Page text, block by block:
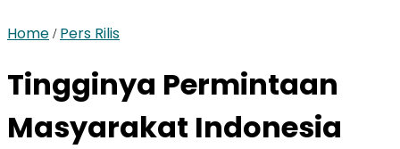
Home / Pers Rilis
Tingginya Permintaan
Masyarakat Indonesia